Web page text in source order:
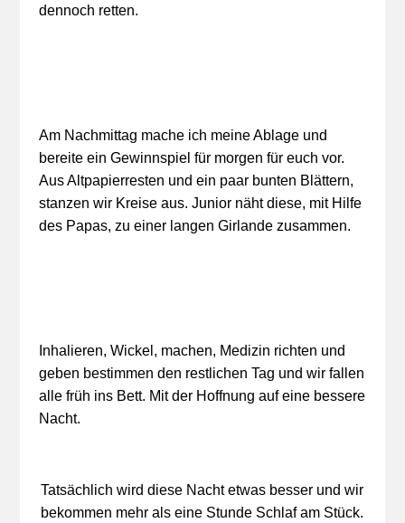
dennoch retten.
Am Nachmittag mache ich meine Ablage und
bereite ein Gewinnspiel für morgen für euch vor.
Aus Altpapierresten und ein paar bunten Blättern,
stanzen wir Kreise aus. Junior näht diese, mit Hilfe
des Papas, zu einer langen Girlande zusammen.
Inhalieren, Wickel, machen, Medizin richten und
geben bestimmen den restlichen Tag und wir fallen
alle früh ins Bett. Mit der Hoffnung auf eine bessere
Nacht.
Tatsächlich wird diese Nacht etwas besser und wir
bekommen mehr als eine Stunde Schlaf am Stück.